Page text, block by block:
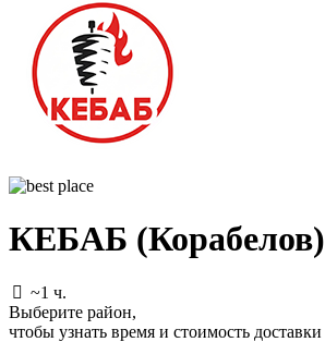
КЕБАБ (Корабелов)
~1 ч.
Выберите район,
чтобы узнать время и стоимость доставки